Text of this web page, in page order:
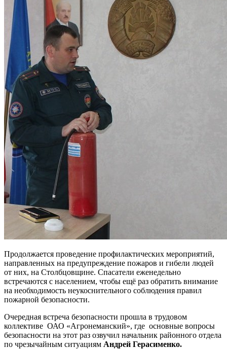
Продолжается проведение профилактических мероприятий,
направленных на предупреждение пожаров и гибели людей
от них, на Столбцовщине. Спасатели еженедельно
встречаются с населением, чтобы ещё раз обратить внимание
на необходимость неукоснительного соблюдения правил
пожарной безопасности.
Очередная встреча безопасности прошла в трудовом
коллективе ОАО «Агронеманский», где основные вопросы
безопасности на этот раз озвучил начальник районного отдела
по чрезычайным ситуациям Андрей Герасименко.